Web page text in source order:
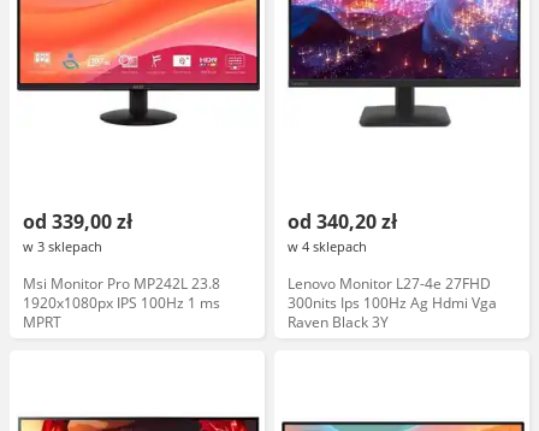
od 339,00 zł
w 3 sklepach
Msi Monitor Pro MP242L 23.8
1920x1080px IPS 100Hz 1 ms
MPRT
od 340,20 zł
w 4 sklepach
Lenovo Monitor L27-4e 27FHD
300nits Ips 100Hz Ag Hdmi Vga
Raven Black 3Y